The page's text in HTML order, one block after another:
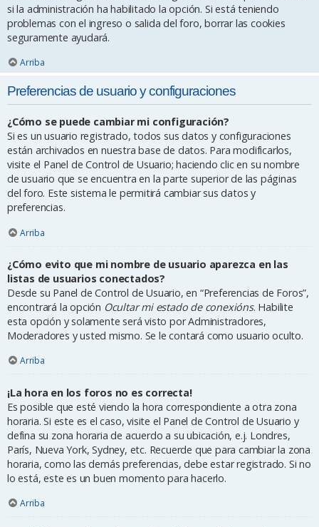
si la administración ha habilitado la opción. Si está teniendo
problemas con el ingreso o salida del foro, borrar las cookies
seguramente ayudará.
Arriba
Preferencias de usuario y configuraciones
¿Cómo se puede cambiar mi configuración?
Si es un usuario registrado, todos sus datos y configuraciones
están archivados en nuestra base de datos. Para modificarlos,
visite el Panel de Control de Usuario; haciendo clic en su nombre
de usuario que se encuentra en la parte superior de las páginas
del foro. Este sistema le permitirá cambiar sus datos y
preferencias.
Arriba
¿Cómo evito que mi nombre de usuario aparezca en las
listas de usuarios conectados?
Desde su Panel de Control de Usuario, en “Preferencias de Foros”,
encontrará la opción Ocultar mi estado de conexións. Habilite
esta opción y solamente será visto por Administradores,
Moderadores y usted mismo. Se le contará como usuario oculto.
Arriba
¡La hora en los foros no es correcta!
Es posible que esté viendo la hora correspondiente a otra zona
horaria. Si este es el caso, visite el Panel de Control de Usuario y
defina su zona horaria de acuerdo a su ubicación, e.j. Londres,
París, Nueva York, Sydney, etc. Recuerde que para cambiar la zona
horaria, como las demás preferencias, debe estar registrado. Si no
lo está, este es un buen momento para hacerlo.
Arriba